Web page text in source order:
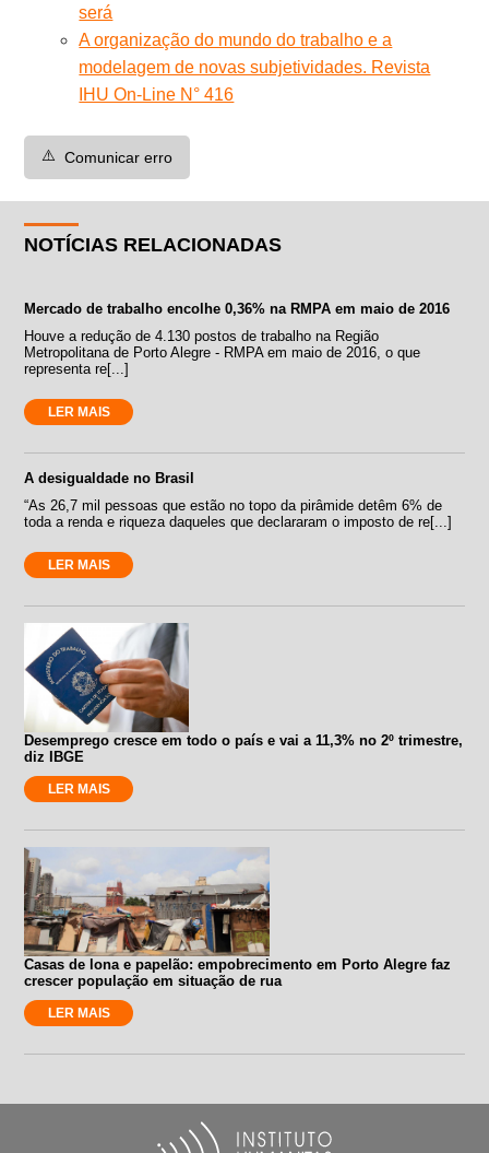
será
A organização do mundo do trabalho e a
modelagem de novas subjetividades. Revista
IHU On-Line N° 416
⚠️ Comunicar erro
NOTÍCIAS RELACIONADAS
Mercado de trabalho encolhe 0,36% na RMPA em maio de 2016
Houve a redução de 4.130 postos de trabalho na Região
Metropolitana de Porto Alegre - RMPA em maio de 2016, o que
representa re[...]
LER MAIS
A desigualdade no Brasil
“As 26,7 mil pessoas que estão no topo da pirâmide detêm 6% de
toda a renda e riqueza daqueles que declararam o imposto de re[...]
LER MAIS
Desemprego cresce em todo o país e vai a 11,3% no 2º trimestre,
diz IBGE
LER MAIS
Casas de lona e papelão: empobrecimento em Porto Alegre faz
crescer população em situação de rua
LER MAIS